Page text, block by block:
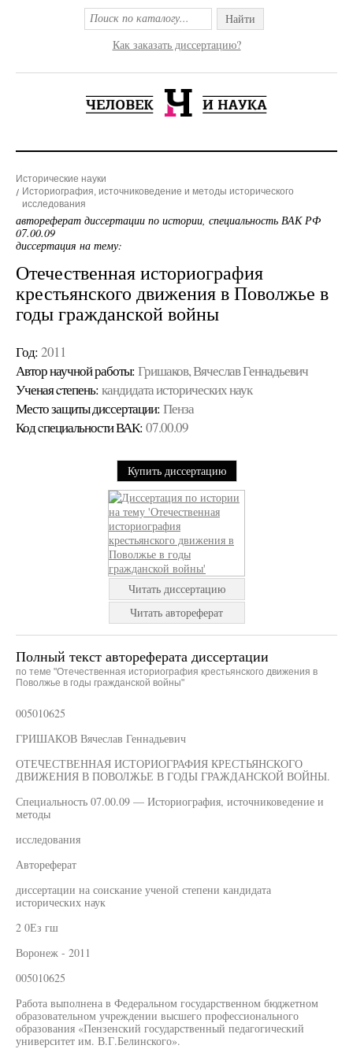
Найти
Как заказать диссертацию?
Исторические науки
Историография, источниковедение и методы исторического
исследования
автореферат диссертации по истории, специальность ВАК РФ
07.00.09
диссертация на тему:
Отечественная историография
крестьянского движения в Поволжье в
годы гражданской войны
Год: 2011
Автор научной работы: Гришаков, Вячеслав Геннадьевич
Ученая cтепень: кандидата исторических наук
Место защиты диссертации: Пенза
Код cпециальности ВАК: 07.00.09
Купить диссертацию
Читать диссертацию
Читать автореферат
Полный текст автореферата диссертации
по теме "Отечественная историография крестьянского движения в
Поволжье в годы гражданской войны"
005010625
ГРИШАКОВ Вячеслав Геннадьевич
ОТЕЧЕСТВЕННАЯ ИСТОРИОГРАФИЯ КРЕСТЬЯНСКОГО
ДВИЖЕНИЯ В ПОВОЛЖЬЕ В ГОДЫ ГРАЖДАНСКОЙ ВОЙНЫ.
Специальность 07.00.09 — Историография, источниковедение и
методы
исследования
Автореферат
диссертации на соискание ученой степени кандидата
исторических наук
2 0Ез гш
Воронеж - 2011
005010625
Работа выполнена в Федеральном государственном бюджетном
образовательном учреждении высшего профессионального
образования «Пензенский государственный педагогический
университет им. В.Г.Белинского».